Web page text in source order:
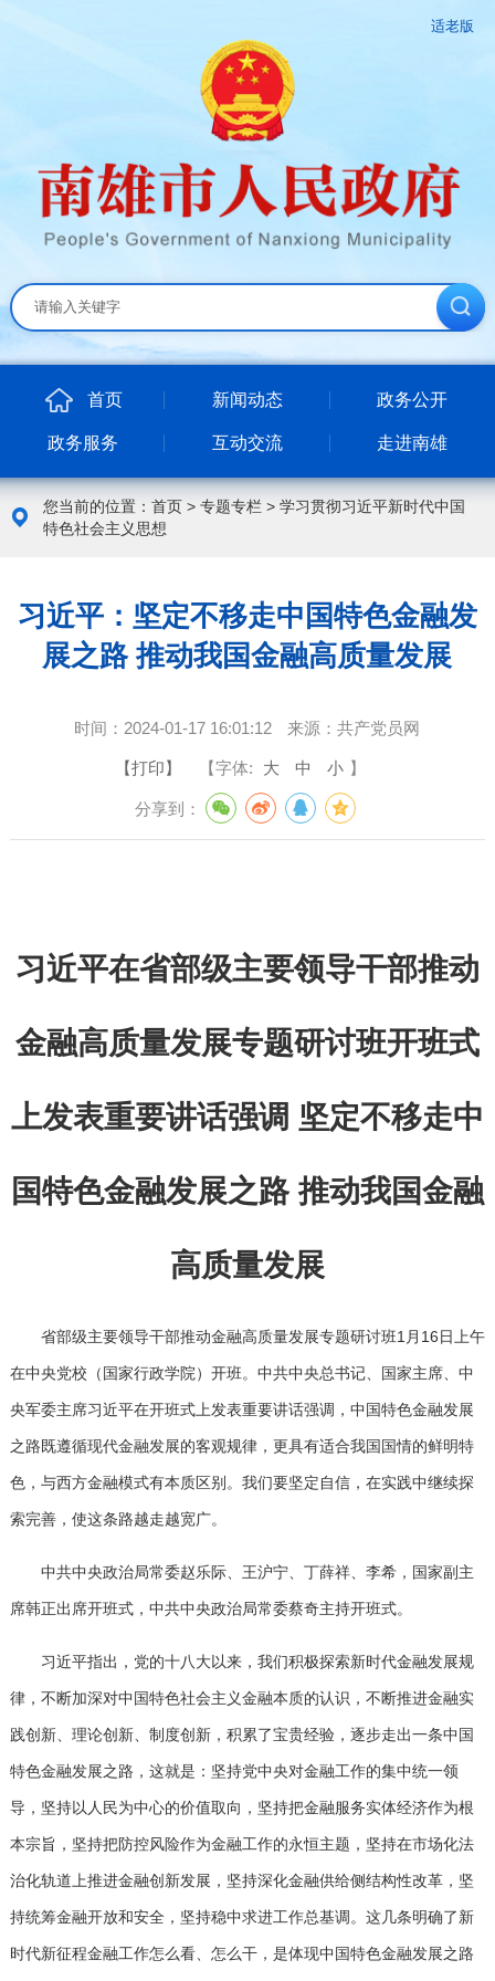
适老版
首页 新闻动态 政务公开
政务服务 互动交流 走进南雄
您当前的位置： 首页> 专题专栏> 学习贯彻习近平新时代中国
特色社会主义思想
习近平：坚定不移走中国特色金融发
展之路 推动我国金融高质量发展
时间： 2024-01-17 16:01:12 来源：共产党员网
【打印】 【字体: 大 中 小 】
分享到：
习近平在省部级主要领导干部推动
金融高质量发展专题研讨班开班式
上发表重要讲话强调 坚定不移走中
国特色金融发展之路 推动我国金融
高质量发展
省部级主要领导干部推动金融高质量发展专题研讨班1月16日上午
在中央党校（国家行政学院）开班。中共中央总书记、国家主席、中
央军委主席习近平在开班式上发表重要讲话强调，中国特色金融发展
之路既遵循现代金融发展的客观规律，更具有适合我国国情的鲜明特
色，与西方金融模式有本质区别。我们要坚定自信，在实践中继续探
索完善，使这条路越走越宽广。
中共中央政治局常委赵乐际、王沪宁、丁薛祥、李希，国家副主
席韩正出席开班式，中共中央政治局常委蔡奇主持开班式。
习近平指出，党的十八大以来，我们积极探索新时代金融发展规
律，不断加深对中国特色社会主义金融本质的认识，不断推进金融实
践创新、理论创新、制度创新，积累了宝贵经验，逐步走出一条中国
特色金融发展之路，这就是：坚持党中央对金融工作的集中统一领
导，坚持以人民为中心的价值取向，坚持把金融服务实体经济作为根
本宗旨，坚持把防控风险作为金融工作的永恒主题，坚持在市场化法
治化轨道上推进金融创新发展，坚持深化金融供给侧结构性改革，坚
持统筹金融开放和安全，坚持稳中求进工作总基调。这几条明确了新
时代新征程金融工作怎么看、怎么干，是体现中国特色金融发展之路